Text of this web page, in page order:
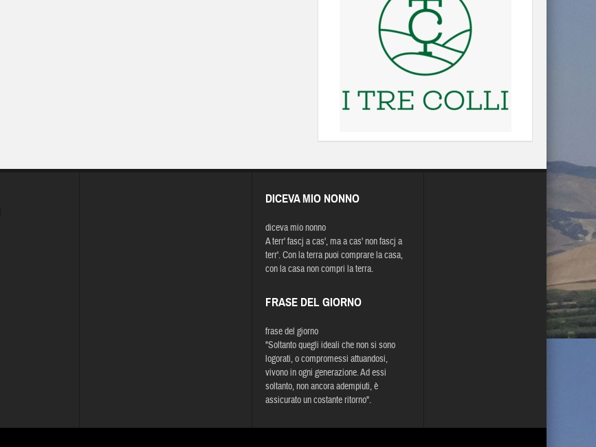
DICEVA MIO NONNO
diceva mio nonno
A terr' fascj a cas', ma a cas' non fascj a
terr'. Con la terra puoi comprare la casa,
con la casa non compri la terra.
FRASE DEL GIORNO
frase del giorno
"Soltanto quegli ideali che non si sono
logorati, o compromessi attuandosi,
vivono in ogni generazione. Ad essi
soltanto, non ancora adempiuti, è
assicurato un costante ritorno".